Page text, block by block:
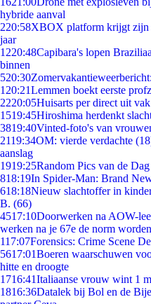
hybride aanval
220:58XBOX platform krijgt zijn
jaar
1220:48Capibara's lopen
binnen
520:30
1 20:21Lemmen boekt eerste
2220:05Huisarts per direct uit
1519:45Hiroshima herdenkt
3819:40Vinted-foto's van
2119:34OM: vierde verdachte
aanslag
1919:25Random Pics van de
818:19In Spider-Man: Brand
618:18Nieuw slachtoffer in
B. (66)
4517:10Doorwerken na AOW-
werken na je 67e de norm
117:07Forensics: Crime Scene
5617:01Boeren waarschuwen
hitte en droogte
1716:41Italiaanse vrouw wint 1
1816:36Datalek bij Bol en de